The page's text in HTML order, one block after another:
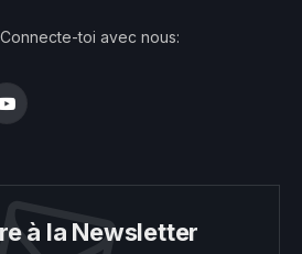
toi avec nous:
YouTube
à la Newsletter